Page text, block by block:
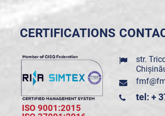
CERTIFICATIONS
ISO 9001:2015
str.
tel: +